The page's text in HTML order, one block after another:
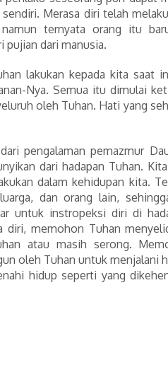
Merasa diri telah
ternyata orang itu
pujian dari manusia.
lakukan kepada kita saat
Nya. Semua itu dimulai
oleh Tuhan. Hati yang
pengalaman pemazmur
dari hadapan Tuhan.
dalam kehidupan kita.
dan orang lain,
untuk instropeksi diri di
diri, memohon Tuhan
atau masih serong.
oleh Tuhan untuk menjalani
hidup seperti yang